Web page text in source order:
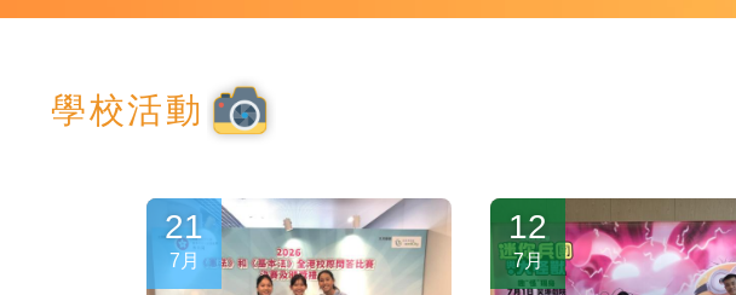
揮出色！
學校活動
21
7月
12
7月